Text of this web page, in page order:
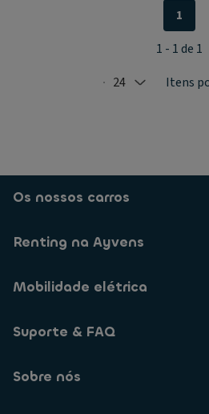
Selected: 24
24 Itens
1
1 - 1 de 1
Os nossos carros
Renting na Ayvens
Mobilidade elétrica
Suporte & FAQ
Sobre nós